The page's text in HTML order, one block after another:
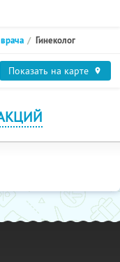
Гинеколог
Показать на карте